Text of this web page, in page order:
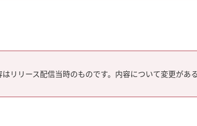
リリース配信当時のものです。内容について変更があ